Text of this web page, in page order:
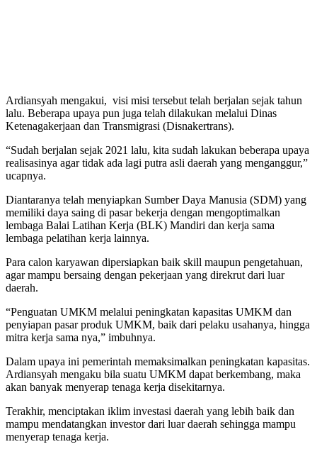
Ardiansyah mengakui, visi misi tersebut telah berjalan sejak tahun
lalu. Beberapa upaya pun juga telah dilakukan melalui Dinas
Ketenagakerjaan dan Transmigrasi (Disnakertrans).
“Sudah berjalan sejak 2021 lalu, kita sudah lakukan beberapa upaya
realisasinya agar tidak ada lagi putra asli daerah yang menganggur,”
ucapnya.
Diantaranya telah menyiapkan Sumber Daya Manusia (SDM) yang
memiliki daya saing di pasar bekerja dengan mengoptimalkan
lembaga Balai Latihan Kerja (BLK) Mandiri dan kerja sama
lembaga pelatihan kerja lainnya.
Para calon karyawan dipersiapkan baik skill maupun pengetahuan,
agar mampu bersaing dengan pekerjaan yang direkrut dari luar
daerah.
“Penguatan UMKM melalui peningkatan kapasitas UMKM dan
penyiapan pasar produk UMKM, baik dari pelaku usahanya, hingga
mitra kerja sama nya,” imbuhnya.
Dalam upaya ini pemerintah memaksimalkan peningkatan kapasitas.
Ardiansyah mengaku bila suatu UMKM dapat berkembang, maka
akan banyak menyerap tenaga kerja disekitarnya.
Terakhir, menciptakan iklim investasi daerah yang lebih baik dan
mampu mendatangkan investor dari luar daerah sehingga mampu
menyerap tenaga kerja.